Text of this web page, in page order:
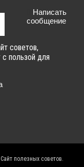
советов,
пользой для
Написать
сообщение
полезных советов.